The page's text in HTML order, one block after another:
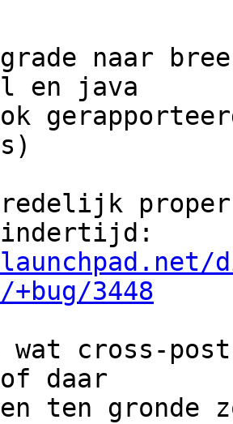
naar
en java
3448
cross-
daar
ten gronde